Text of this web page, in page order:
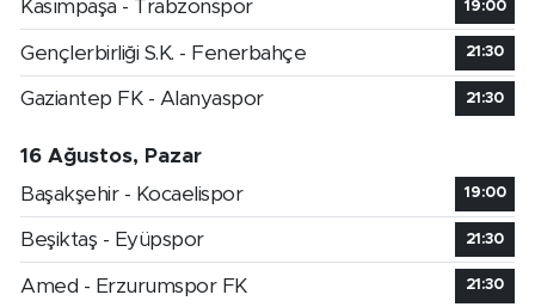
Kasımpaşa - Trabzonspor 19:00
Gençlerbirliği S.K. - Fenerbahçe 21:30
Gaziantep FK - Alanyaspor 21:30
16 Ağustos, Pazar
Başakşehir - Kocaelispor
19:00
Beşiktaş - Eyüpspor 21:30
Amed - Erzurumspor FK 21:30